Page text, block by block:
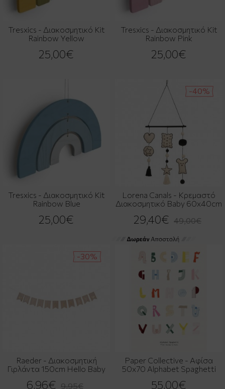
Tresxics - Διακοσμητικό Kit
Rainbow Yellow
25,00€
Tresxics - Διακοσμητικό Kit
Rainbow Pink
25,00€
Tresxics - Διακοσμητικό Kit
Rainbow Blue
25,00€
-40%
Lorena Canals - Κρεμαστό
Διακοσμητικό Baby 60x40cm
29,40€ 49,00€
-30%
Raeder - Διακοσμητική
Γιρλάντα 150cm Hello Baby
6,96€ 9,95€
Paper Collective - Αφίσα
50x70 Alphabet Spaghetti
55,00€